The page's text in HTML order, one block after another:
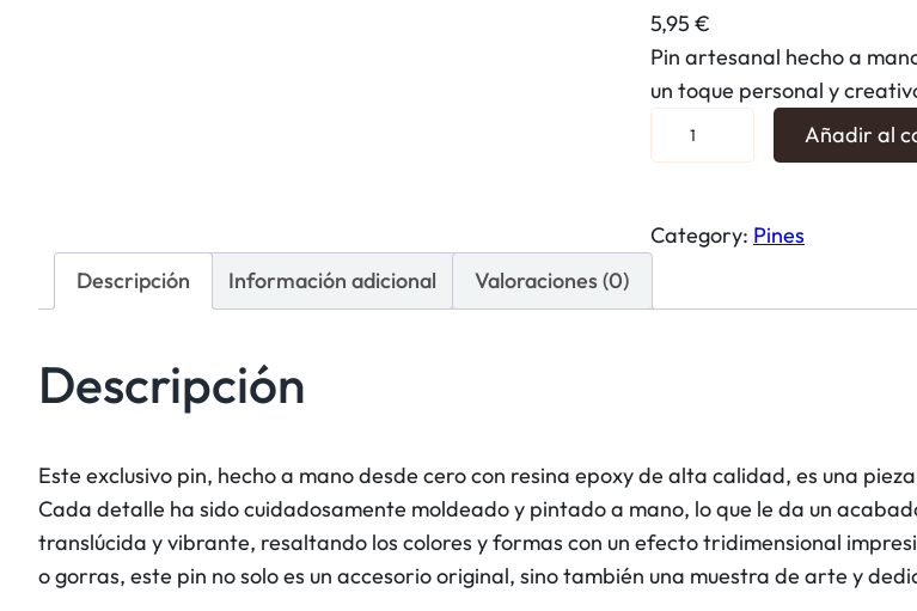
5,95 €
Pin artesanal hecho a
un toque personal y
i
N
a
a
5
m
i
Añadir al
Category: Pines
Descripción
Información adicional Valoraciones (0)
Descripción
Este exclusivo pin, hecho a mano desde cero con resina epoxy de alta calidad, es una
Cada detalle ha sido cuidadosamente moldeado y pintado a mano, lo que le da un
translúcida y vibrante, resaltando los colores y formas con un efecto tridimensional
o gorras, este pin no solo es un accesorio original, sino también una muestra de arte y